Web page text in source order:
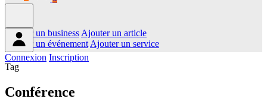
Ajouter un business Ajouter un article
Ajouter un événement Ajouter un service
Connexion Inscription
Tag
Conférence